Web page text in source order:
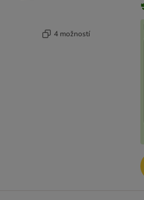
4 možností